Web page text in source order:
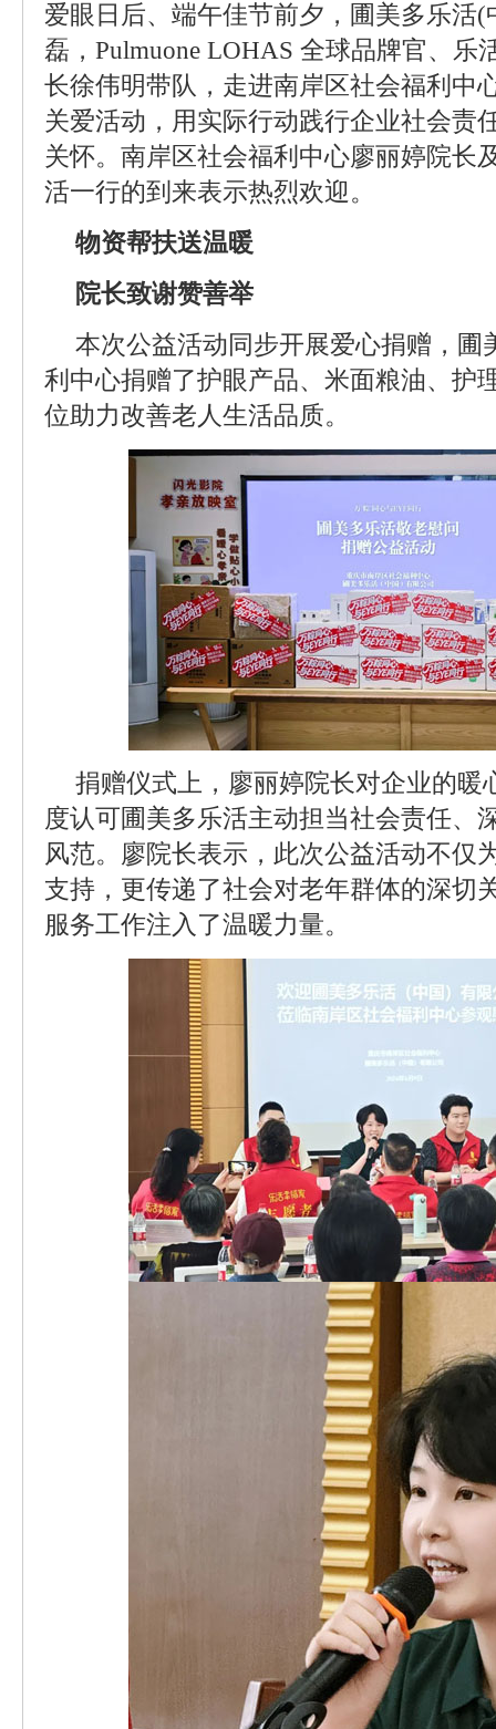
爱眼日后、端午佳节前夕，圃美多乐活
磊，Pulmuone LOHAS 全球品牌官、乐
长徐伟明带队，走进南岸区社会福利中
关爱活动，用实际行动践行企业社会责
关怀。南岸区社会福利中心廖丽婷院长
活一行的到来表示热烈欢迎。
物资帮扶送温暖
院长致谢赞善举
本次公益活动同步开展爱心捐赠，圃
利中心捐赠了护眼产品、米面粮油、护
位助力改善老人生活品质。
捐赠仪式上，廖丽婷院长对企业的暖
度认可圃美多乐活主动担当社会责任、
风范。廖院长表示，此次公益活动不仅
支持，更传递了社会对老年群体的深切
服务工作注入了温暖力量。